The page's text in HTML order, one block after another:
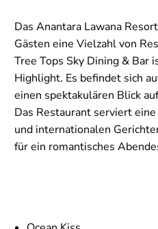
Das Anantara Lawana
Gästen eine Vielzahl von
Tree Tops Sky Dining & Bar
Highlight. Es befindet sich
einen spektakulären Blick
Das Restaurant serviert
und internationalen
für ein romantisches